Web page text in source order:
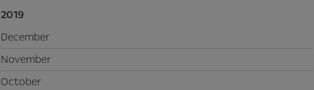
2019
December
November
October